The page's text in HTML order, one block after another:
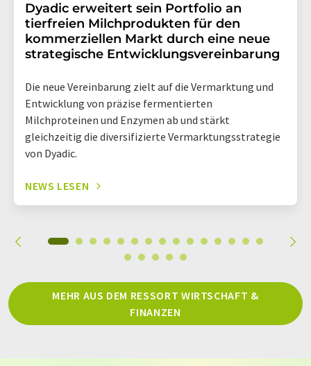
Dyadic erweitert sein Portfolio an
tierfreien Milchprodukten für den
kommerziellen Markt durch eine neue
strategische Entwicklungsvereinbarung
Die neue Vereinbarung zielt auf die Vermarktung und
Entwicklung von präzise fermentierten
Milchproteinen und Enzymen ab und stärkt
gleichzeitig die diversifizierte Vermarktungsstrategie
von Dyadic.
NEWS LESEN
MEHR AUS DEM RESSORT WIRTSCHAFT &
FINANZEN